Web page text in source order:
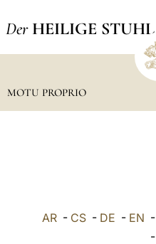
Der HEILIGE STUHL
MOTU PROPRIO
AR- CS- DE - EN -
-